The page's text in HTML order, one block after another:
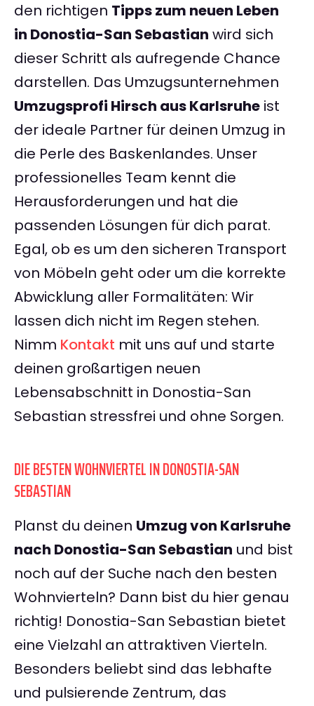
den richtigen Tipps zum neuen Leben
in Donostia-San Sebastian wird sich
dieser Schritt als aufregende Chance
darstellen. Das Umzugsunternehmen
Umzugsprofi Hirsch aus Karlsruhe ist
der ideale Partner für deinen Umzug in
die Perle des Baskenlandes. Unser
professionelles Team kennt die
Herausforderungen und hat die
passenden Lösungen für dich parat.
Egal, ob es um den sicheren Transport
von Möbeln geht oder um die korrekte
Abwicklung aller Formalitäten: Wir
lassen dich nicht im Regen stehen.
Nimm Kontakt mit uns auf und starte
deinen großartigen neuen
Lebensabschnitt in Donostia-San
Sebastian stressfrei und ohne Sorgen.
DIE BESTEN WOHNVIERTEL IN DONOSTIA-SAN
SEBASTIAN
Planst du deinen Umzug von Karlsruhe
nach Donostia-San Sebastian und bist
noch auf der Suche nach den besten
Wohnvierteln? Dann bist du hier genau
richtig! Donostia-San Sebastian bietet
eine Vielzahl an attraktiven Vierteln.
Besonders beliebt sind das lebhafte
und pulsierende Zentrum, das